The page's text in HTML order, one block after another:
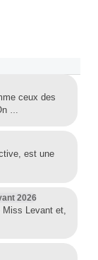
ceux des
…
est une
2026
Levant et,